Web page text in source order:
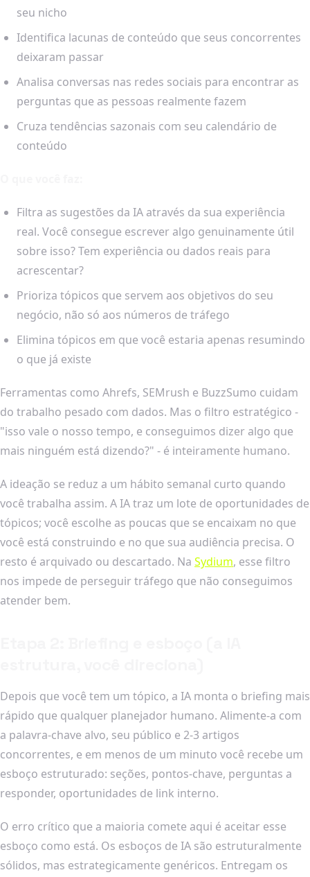
seu nicho
Identifica lacunas de conteúdo que seus concorrentes
deixaram passar
Analisa conversas nas redes sociais para encontrar as
perguntas que as pessoas realmente fazem
Cruza tendências sazonais com seu calendário de
conteúdo
Filtra as sugestões da IA através da sua experiência
real. Você consegue escrever algo genuinamente útil
sobre isso? Tem experiência ou dados reais para
acrescentar?
Prioriza tópicos que servem aos objetivos do seu
negócio, não só aos números de tráfego
Elimina tópicos em que você estaria apenas resumindo
o que já existe
Ferramentas como Ahrefs, SEMrush e BuzzSumo cuidam
do trabalho pesado com dados. Mas o filtro estratégico -
"isso vale o nosso tempo, e conseguimos dizer algo que
mais ninguém está dizendo?" - é inteiramente humano.
A ideação se reduz a um hábito semanal curto quando
você trabalha assim. A IA traz um lote de oportunidades de
tópicos; você escolhe as poucas que se encaixam no que
você está construindo e no que sua audiência precisa. O
resto é arquivado ou descartado. Na Sydium, esse filtro
nos impede de perseguir tráfego que não conseguimos
atender bem.
Depois que você tem um tópico, a IA monta o briefing mais
rápido que qualquer planejador humano. Alimente-a com
a palavra-chave alvo, seu público e 2-3 artigos
concorrentes, e em menos de um minuto você recebe um
esboço estruturado: seções, pontos-chave, perguntas a
responder, oportunidades de link interno.
O erro crítico que a maioria comete aqui é aceitar esse
esboço como está. Os esboços de IA são estruturalmente
sólidos, mas estrategicamente genéricos. Entregam os